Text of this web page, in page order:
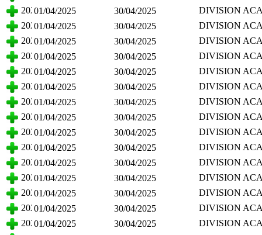
CIENCIAS
202501/04/2025 30/04/2025
DIVISION
CIENCIAS
202501/04/2025 30/04/2025
DIVISION
CIENCIAS
202501/04/2025 30/04/2025
DIVISION
CIENCIAS
202501/04/2025 30/04/2025
DIVISION
CIENCIAS
202501/04/2025 30/04/2025
DIVISION
CIENCIAS
202501/04/2025 30/04/2025
DIVISION
CIENCIAS
202501/04/2025 30/04/2025
DIVISION
CIENCIAS
202501/04/2025 30/04/2025
DIVISION
CIENCIAS
202501/04/2025 30/04/2025
DIVISION
CIENCIAS
202501/04/2025 30/04/2025
DIVISION
CIENCIAS
202501/04/2025 30/04/2025
DIVISION
CIENCIAS
202501/04/2025 30/04/2025
DIVISION
CIENCIAS
202501/04/2025 30/04/2025
DIVISION
CIENCIAS
202501/04/2025 30/04/2025
DIVISION
CIENCIAS
202501/04/2025 30/04/2025
DIVISION